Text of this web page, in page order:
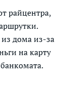
райцентра,
дома из-за
на карту